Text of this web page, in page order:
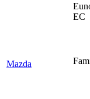
Mazda
EC